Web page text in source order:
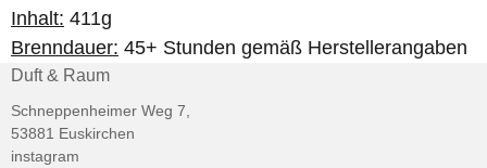
Inhalt: 411g
Brenndauer: 45+ Stunden gemäß Herstellerangaben
Duft & Raum
Schneppenheimer Weg 7,
53881 Euskirchen
instagram